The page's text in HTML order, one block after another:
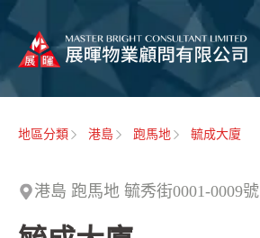
地區分類 港島 跑馬地 毓成大廈
港島 跑馬地 毓秀街0001-0009號